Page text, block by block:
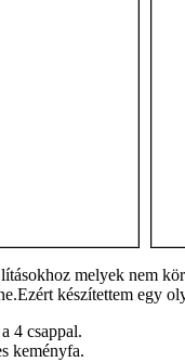
melyek nem
készítettem egy
4 csappal.
keményfa.